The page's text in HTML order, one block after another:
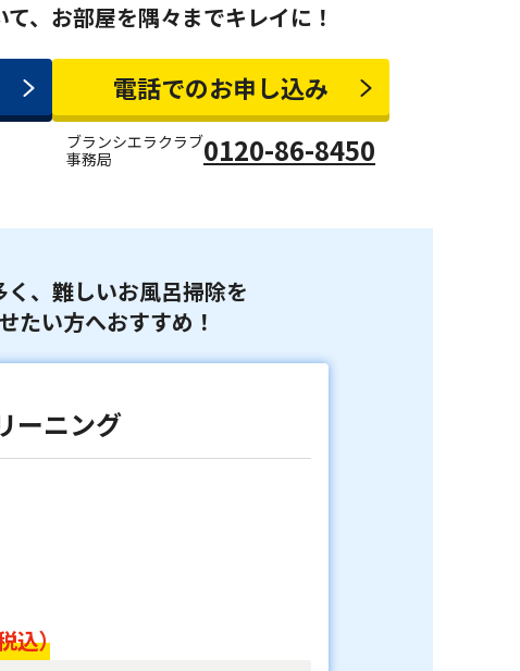
、 お部屋を隅々までキレイに！
電話でのお申し込み
ブランシエラクラブ
事務局
0120-86-8450
、難しいお風呂掃除を
たい方へおすすめ！
ーニング
込）